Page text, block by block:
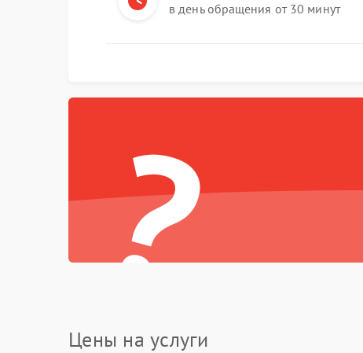
в день обращения от 30 минут
?
Цены на услуги